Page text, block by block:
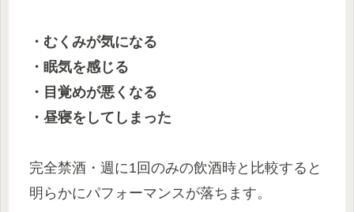
・むくみが気になる
・眠気を感じる
・目覚めが悪くなる
・昼寝をしてしまった
完全禁酒・週に1回のみの飲酒時と比較すると
明らかにパフォーマンスが落ちます。